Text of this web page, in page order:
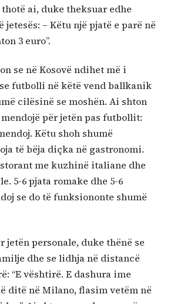
ai, duke theksuar edhe
jetesës: – Këtu një pjatë e parë në
3 euro”.
se në Kosovë ndihet më i
futbolli në këtë vend ballkanik
cilësinë se moshën. Ai shton
për jetën pas futbollit:
Këtu shoh shumë
të bëja diçka në gastronomi.
me kuzhinë italiane dhe
5-6 pjata romake dhe 5-6
se do të funksiononte shumë
jetën personale, duke thënë se
dhe se lidhja në distancë
“E vështirë. E dashura ime
ditë në Milano, flasim vetëm në